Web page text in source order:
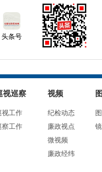
头条号
视巡察
视工作
察工作
视频
纪检动态
廉政视点
微视频
廉政经纬